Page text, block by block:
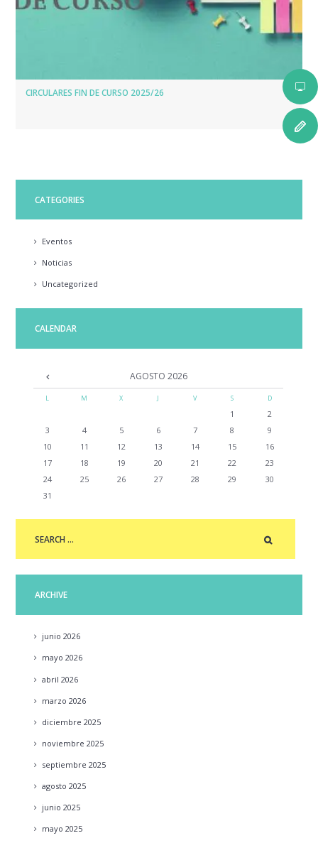
CIRCULARES FIN DE CURSO 2025/26
CATEGORIES
Eventos
Noticias
Uncategorized
CALENDAR
AGOSTO 2026
L M X J V S D
1
2
3
4 5 6 7 8
9
10
11 12 13 14 15
16
17
18 19 20 21 22
23
24
25 26 27 28 29
30
31
ARCHIVE
junio 2026
mayo 2026
abril 2026
marzo 2026
diciembre 2025
noviembre 2025
septiembre 2025
agosto 2025
junio 2025
mayo 2025